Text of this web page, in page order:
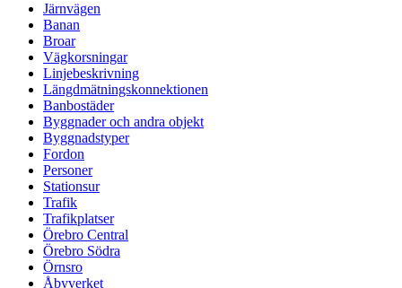
Järnvägen
Banan
Broar
Vägkorsningar
Linjebeskrivning
Längdmätningskonnektionen
Banbostäder
Byggnader och andra objekt
Byggnadstyper
Fordon
Personer
Stationsur
Trafik
Trafikplatser
Örebro Central
Örebro Södra
Örnsro
Åbyverket